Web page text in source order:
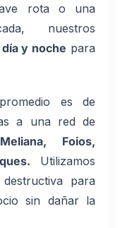
rota o una
nuestros
día y noche para
es de
a una red de
Meliana, Foios,
Utilizamos
para
sin dañar la